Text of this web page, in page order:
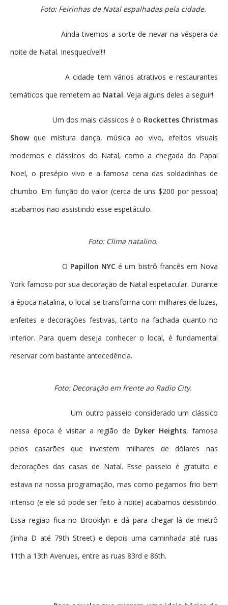
Foto: Feirinhas de Natal espalhadas pela cidade.
Ainda tivemos a sorte de nevar na véspera da
noite de Natal. Inesquecível!!!
A cidade tem vários atrativos e restaurantes
temáticos que remetem ao Natal. Veja alguns deles a seguir!
Um dos mais clássicos é o Rockettes Christmas
Showque mistura dança, música ao vivo, efeitos visuais
modernos e clássicos do Natal, como a chegada do Papai
Noel, o presépio vivo e a famosa cena das soldadinhas de
chumbo. Em função do valor (cerca de uns $200 por pessoa)
acabamos não assistindo esse espetáculo.
Foto: Clima natalino.
O Papillon NYC é um bistrô francês em Nova
York famoso por sua decoração de Natal espetacular. Durante
a época natalina, o local se transforma com milhares de luzes,
enfeites e decorações festivas, tanto na fachada quanto no
interior. Para quem deseja conhecer o local, é fundamental
reservar com bastante antecedência.
Foto: Decoração em frente ao Radio City.
Um outro passeio considerado um clássico
nessa época é visitar a região de Dyker Heights, famosa
pelos casarões que investem milhares de dólares nas
decorações das casas de Natal. Esse passeio é gratuito e
estava na nossa programação, mas como pegamos frio bem
intenso (e ele só pode ser feito à noite) acabamos desistindo.
Essa região fica no Brooklyn e dá para chegar lá de metrô
(linha D até 79th Street) e depois uma caminhada até ruas
11th a 13th Avenues, entre as ruas 83rd e 86th.